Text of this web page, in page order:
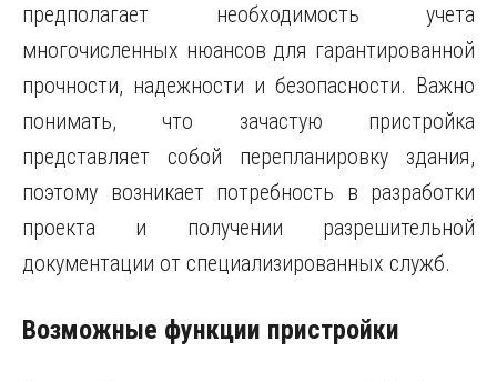
предполагает необходимость учета
многочисленных нюансов для гарантированной
прочности, надежности и безопасности. Важно
понимать, что зачастую пристройка
представляет собой перепланировку здания,
поэтому возникает потребность в разработки
проекта и получении разрешительной
документации от специализированных служб.
Возможные функции пристройки